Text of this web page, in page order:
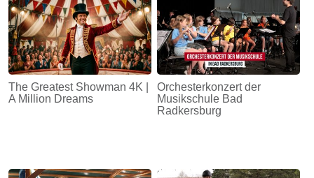
The Greatest Showman 4K |
A Million Dreams
Orchesterkonzert der
Musikschule Bad
Radkersburg